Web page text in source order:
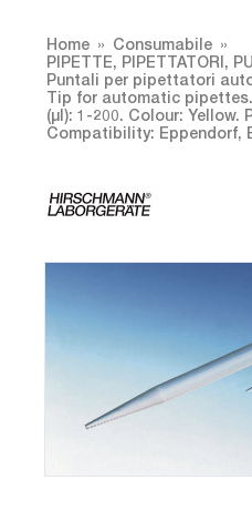
Home
Consumabile
PIPETTE, PIPETTATORI,
Puntali per pipettatori
Tip for automatic pipettes.
(µl): 1-200. Colour: Yellow.
Compatibility: Eppendorf,